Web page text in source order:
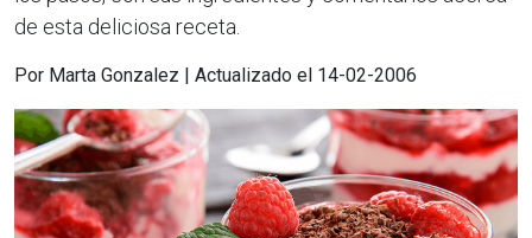
de esta deliciosa receta.
Por Marta Gonzalez | Actualizado el 14-02-2006